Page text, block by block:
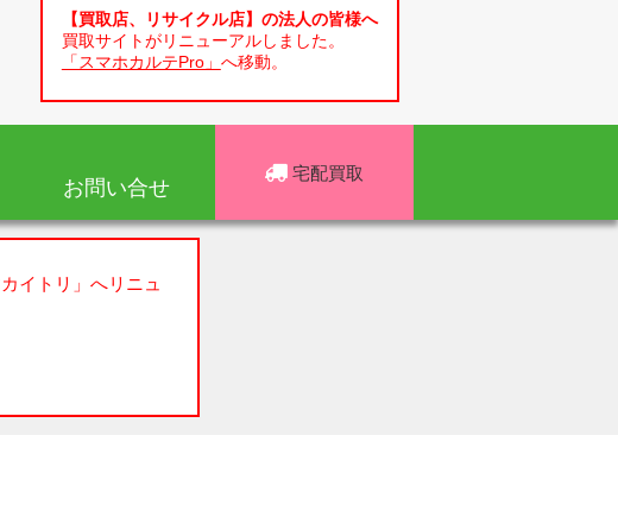
【買取店、リサイクル店】の法人の皆様へ
買取サイトがリニューアルしました。
「スマホカルテPro」 へ移動。
お問い合せ 宅配買取
イトリ」へリニュ